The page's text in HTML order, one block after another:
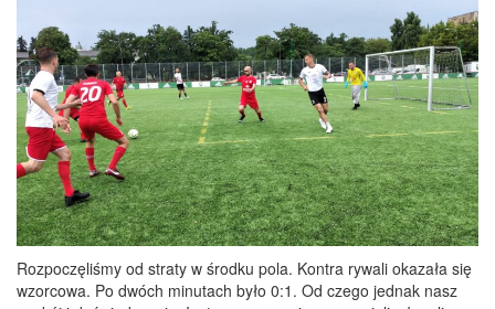
Rozpoczęliśmy od straty w środku pola. Kontra rywali okazała się
wzorcowa. Po dwóch minutach było 0:1. Od czego jednak nasz